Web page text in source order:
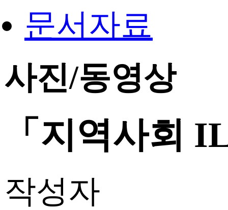
문서자료
사진/동영상
「지역사회
작성자